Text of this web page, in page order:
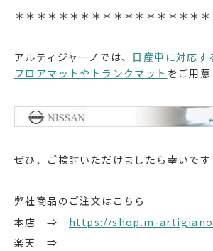
＊＊＊＊＊＊＊＊＊＊＊＊＊＊＊＊＊
アルティジャーノでは、 日産車に対応す
フロアマットやトランクマット をご用
ぜひ、ご検討いただけましたら幸いで
弊社商品のご注文はこちら
本店 ⇒ https://shop.m-
楽天 ⇒